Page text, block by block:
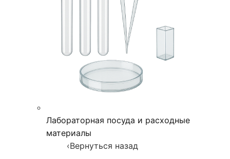
Лабораторная посуда и расходные
материалы
‹Вернуться назад